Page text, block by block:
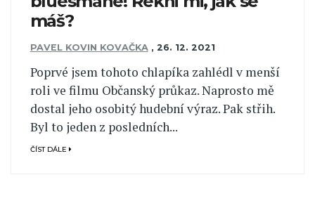
máš?
PAVEL KOVIN KOVAČKA , 26. 12. 2021
Poprvé jsem tohoto chlapíka zahlédl v menší
roli ve filmu Občanský průkaz. Naprosto mě
dostal jeho osobitý hudební výraz. Pak střih.
Byl to jeden z posledních...
ČÍST DÁLE